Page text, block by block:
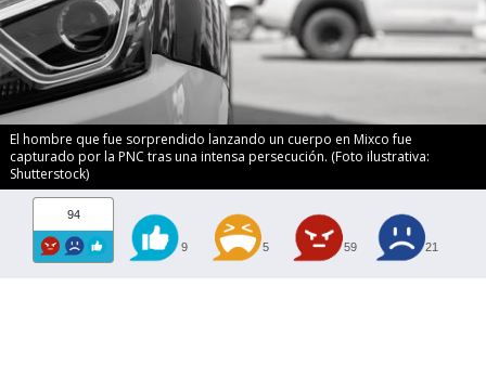
El hombre que fue sorprendido lanzando un cuerpo en Mixco fue
capturado por la PNC tras una intensa persecución. (Foto ilustrativa:
Shutterstock)
94
9 5 59 21